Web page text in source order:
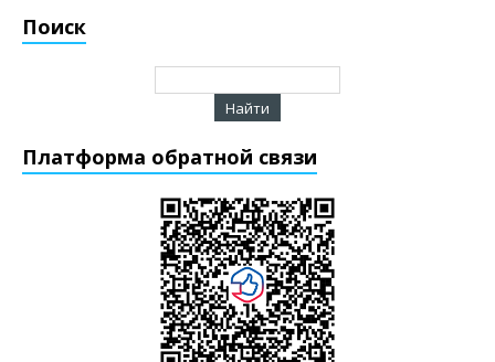
Поиск
Платформа обратной связи